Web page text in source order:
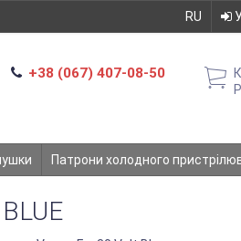
RU
+38 (067) 407-08-50
Патрони холодного